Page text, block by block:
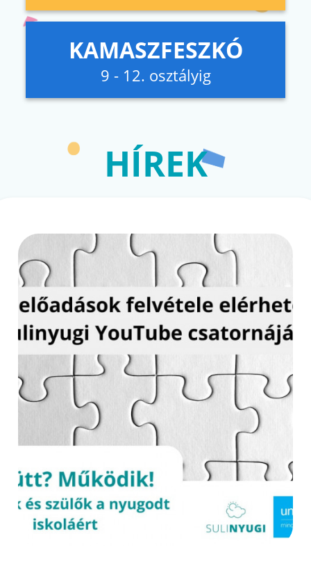
KAMASZFESZKÓ
9 - 12. osztályig
HÍREK